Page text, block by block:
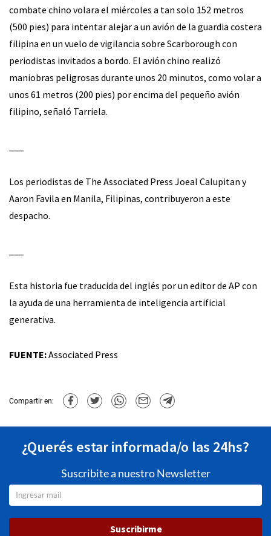
combate chino volara el miércoles a tan solo 152 metros
(500 pies) para intentar alejar a un avión de la guardia costera
filipina en un vuelo de vigilancia sobre Scarborough con
periodistas invitados a bordo. El avión chino realizó
maniobras peligrosas durante unos 20 minutos, como volar a
unos 61 metros (200 pies) por encima del pequeño avión
filipino, señaló Tarriela.
Los periodistas de The Associated Press Joeal Calupitan y
Aaron Favila en Manila, Filipinas, contribuyeron a este
despacho.
Esta historia fue traducida del inglés por un editor de AP con
la ayuda de una herramienta de inteligencia artificial
generativa.
FUENTE:Associated Press
Compartir en:
¿Querés estar informada/o las 24hs?
Suscribite a nuestro Newsletter
Suscribirme